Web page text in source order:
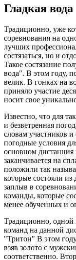
Гладкая вода
Традиционно, уже
соревнования на
лучших
состязаться, но и
Такое состязание
вода". В этом году,
велик. В гонках на
приняло участие
носит свое
Известно, что для
и безветренная
словам участников и
погодные условия
основном дистанция
заканчивается на
положили так
которые состояли
заплыв в
команды, которые
менее обученных и
Традиционно,
команд на данной
"Тритон" В этом
взяв золото с
соответственно.